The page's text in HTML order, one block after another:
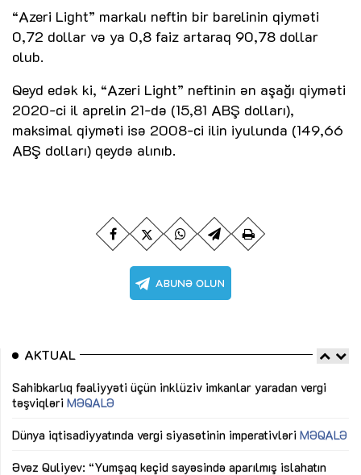
“Azeri Light” markalı neftin bir barelinin qiyməti
0,72 dollar və ya 0,8 faiz artaraq 90,78 dollar
olub.
Qeyd edək ki, “Azeri Light” neftinin ən aşağı qiyməti
2020-ci il aprelin 21-də (15,81 ABŞ dolları),
maksimal qiyməti isə 2008-ci ilin iyulunda (149,66
ABŞ dolları) qeydə alınıb.
AKTUAL
Sahibkarlıq fəaliyyəti üçün inklüziv imkanlar yaradan vergi
təşviqləri MƏQALƏ
Dünya iqtisadiyyatında vergi siyasətinin imperativləri MƏQALƏ
Əvəz Quliyev: “Yumşaq keçid sayəsində aparılmış islahatın